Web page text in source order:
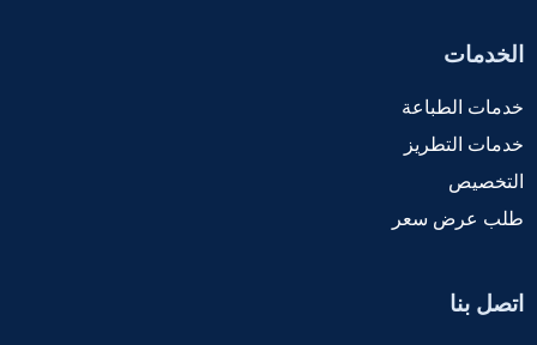
الخدمات
خدمات الطباعة
خدمات التطريز
التخصيص
طلب عرض سعر
اتصل بنا